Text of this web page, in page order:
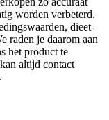
worden verbeterd,
dieet-
raden je daarom aan
het product te
altijd contact